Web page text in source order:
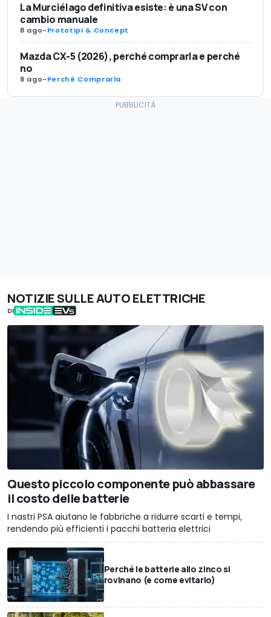
La Murciélago definitiva esiste: è una SV con
cambio manuale
8 ago-Prototipi & Concept
Mazda CX-5 (2026), perché comprarla e perché
no
8 ago-Perché Comprarla
NOTIZIE SULLE AUTO ELETTRICHE
DI
Questo piccolo componente può abbassare
il costo delle batterie
I nastri PSA aiutano le fabbriche a ridurre scarti e tempi,
rendendo più efficienti i pacchi batteria elettrici
Perché le batterie allo zinco si
rovinano (e come evitarlo)